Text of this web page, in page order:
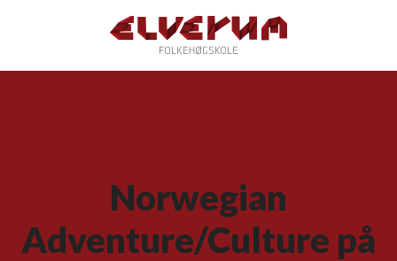
Norwegian
Adventure/Culture på